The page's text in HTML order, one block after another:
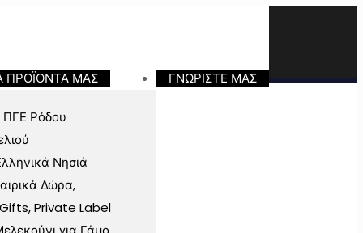
ΠΡΟΪΟΝΤΑ ΜΑΣ
ΠΓΕ Ρόδου
Νησιά
Δώρα,
Private Label
ΓΝΩΡΙΣΤΕ ΜΑΣ